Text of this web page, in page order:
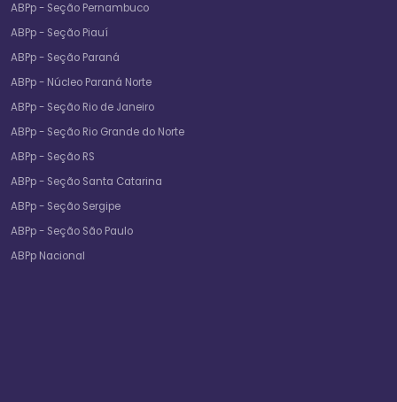
ABPp - Seção Pernambuco
ABPp - Seção Piauí
ABPp - Seção Paraná
ABPp - Núcleo Paraná Norte
ABPp - Seção Rio de Janeiro
ABPp - Seção Rio Grande do Norte
ABPp - Seção RS
ABPp - Seção Santa Catarina
ABPp - Seção Sergipe
ABPp - Seção São Paulo
ABPp Nacional